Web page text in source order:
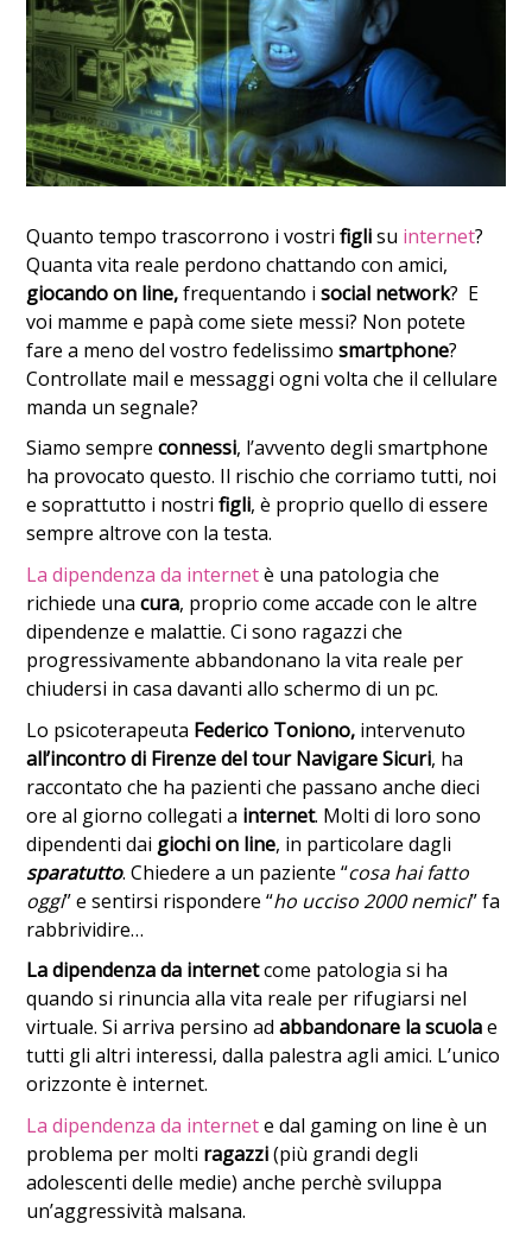
Quanto tempo trascorrono i vostrifiglisu internet?
Quanta vita reale perdono chattando con amici,
giocando on line,frequentando isocial network? E
voi mamme e papà come siete messi? Non potete
fare a meno del vostro fedelissimosmartphone?
Controllate mail e messaggi ogni volta che il cellulare
manda un segnale?
Siamo sempreconnessi, l’avvento degli smartphone
ha provocato questo. Il rischio che corriamo tutti, noi
e soprattutto i nostrifigli, è proprio quello di essere
sempre altrove con la testa.
La dipendenza da internetè una patologia che
richiede unacura, proprio come accade con le altre
dipendenze e malattie. Ci sono ragazzi che
progressivamente abbandonano la vita reale per
chiudersi in casa davanti allo schermo di un pc.
Lo psicoterapeuta Federico Toniono, intervenuto
all’incontro di Firenze del tour Navigare Sicuri, ha
raccontato che ha pazienti che passano anche dieci
ore al giorno collegati a internet. Molti di loro sono
dipendenti dai giochi on line, in particolare dagli
sparatutto. Chiedere a un paziente “cosa hai fatto
oggi” e sentirsi rispondere “ho ucciso 2000 nemici” fa
rabbrividire…
La dipendenza da internetcome patologia si ha
quando si rinuncia alla vita reale per rifugiarsi nel
virtuale. Si arriva persino adabbandonare la scuolae
tutti gli altri interessi, dalla palestra agli amici. L’unico
orizzonte è internet.
La dipendenza da internete dal gaming on line è un
problema per molti ragazzi(più grandi degli
adolescenti delle medie) anche perchè sviluppa
un’aggressività malsana.